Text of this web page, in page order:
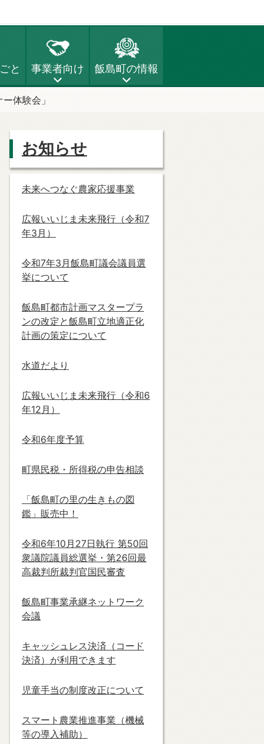
と 事業者向け 飯島町の情報
体験会」
お知らせ
未来へつなぐ農家応援事業
広報いいじま未来飛行（令和7
年3月）
令和7年3月飯島町議会議員選
挙について
飯島町都市計画マスタープラ
ンの改定と飯島町立地適正化
計画の策定について
水道だより
広報いいじま未来飛行（令和6
年12月）
令和6年度予算
町県民税・所得税の申告相談
「飯島町の里の生きもの図
鑑」販売中！
令和6年10月27日執行 第50回
衆議院議員総選挙・第26回最
高裁判所裁判官国民審査
飯島町事業承継ネットワーク
会議
キャッシュレス決済（コード
決済）が利用できます
児童手当の制度改正について
スマート農業推進事業（機械
等の導入補助）